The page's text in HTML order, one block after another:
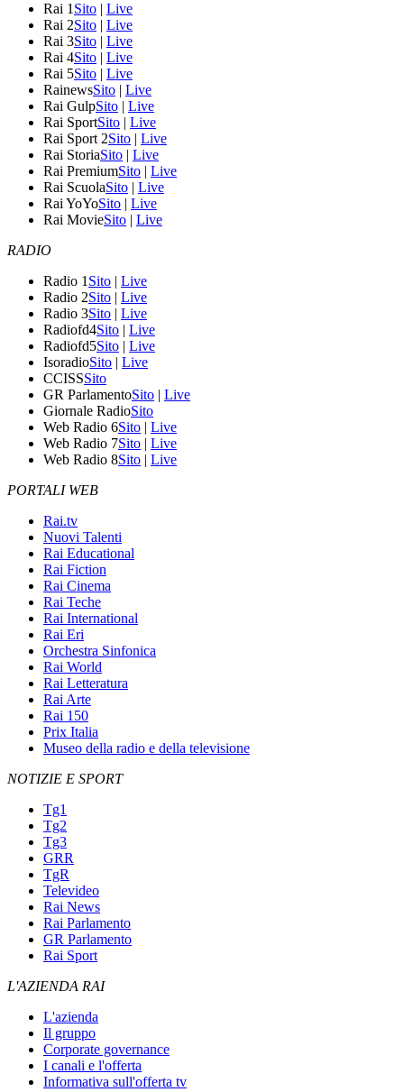
Rai 1 Sito | Live
Rai 2Sito | Live
Rai 3Sito | Live
Rai 4Sito | Live
Rai 5Sito | Live
RainewsSito | Live
Rai GulpSito | Live
Rai SportSito | Live
Rai Sport 2Sito | Live
Rai StoriaSito | Live
Rai PremiumSito | Live
Rai ScuolaSito | Live
Rai YoYoSito | Live
Rai MovieSito | Live
RADIO
Radio 1 Sito | Live
Radio 2Sito | Live
Radio 3Sito | Live
Radiofd4Sito | Live
Radiofd5Sito | Live
IsoradioSito | Live
CCISSSito
GR ParlamentoSito | Live
Giornale RadioSito
Web Radio 6Sito | Live
Web Radio 7Sito | Live
Web Radio 8Sito | Live
PORTALI WEB
Rai.tv
Nuovi Talenti
Rai Educational
Rai Fiction
Rai Cinema
Rai Teche
Rai International
Rai Eri
Orchestra Sinfonica
Rai World
Rai Letteratura
Rai Arte
Rai 150
Prix Italia
Museo della radio e della televisione
NOTIZIE E SPORT
Tg1
Tg2
Tg3
GRR
TgR
Televideo
Rai News
Rai Parlamento
GR Parlamento
Rai Sport
L'AZIENDA RAI
L'azienda
Il gruppo
Corporate governance
I canali e l'offerta
Informativa sull'offerta tv